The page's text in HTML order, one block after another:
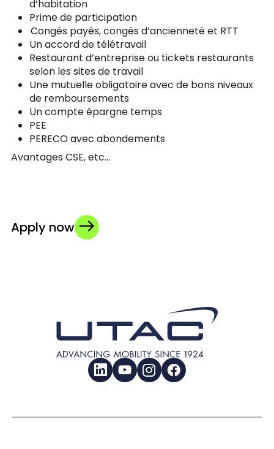
d’habitation
Prime de participation
Congés payés, congés d’ancienneté et RTT
Un accord de télétravail
Restaurant d’entreprise ou tickets restaurants
selon les sites de travail
Une mutuelle obligatoire avec de bons niveaux
de remboursements
Un compte épargne temps
PEE
PERECO avec abondements
Avantages CSE, etc…
Apply now
LinkedInYouTubeInstagramFacebook